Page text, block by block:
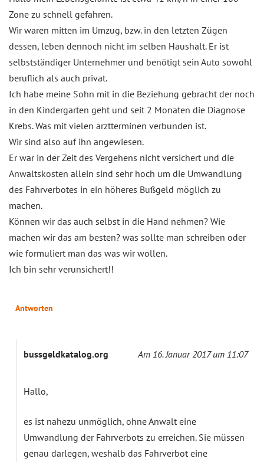
Zone zu schnell gefahren.
Wir waren mitten im Umzug, bzw. in den letzten Zügen
dessen, leben dennoch nicht im selben Haushalt. Er ist
selbstständiger Unternehmer und benötigt sein Auto sowohl
beruflich als auch privat.
Ich habe meine Sohn mit in die Beziehung gebracht der noch
in den Kindergarten geht und seit 2 Monaten die Diagnose
Krebs. Was mit vielen arztterminen verbunden ist.
Wir sind also auf ihn angewiesen.
Er war in der Zeit des Vergehens nicht versichert und die
Anwaltskosten allein sind sehr hoch um die Umwandlung
des Fahrverbotes in ein höheres Bußgeld möglich zu
machen.
Können wir das auch selbst in die Hand nehmen? Wie
machen wir das am besten? was sollte man schreiben oder
wie formuliert man das was wir wollen.
Ich bin sehr verunsichert!!
Antworten
bussgeldkatalog.org Am 16. Januar 2017 um 11:07
Hallo,
es ist nahezu unmöglich, ohne Anwalt eine
Umwandlung der Fahrverbots zu erreichen. Sie müssen
genau darlegen, weshalb das Fahrverbot eine